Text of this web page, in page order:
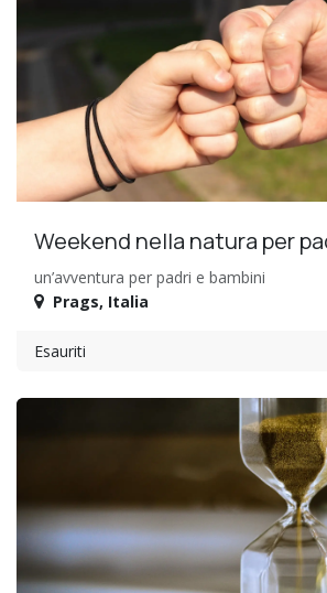
Weekend nella natura per
un’avventura per padri e bambini
Prags, Italia
Esauriti